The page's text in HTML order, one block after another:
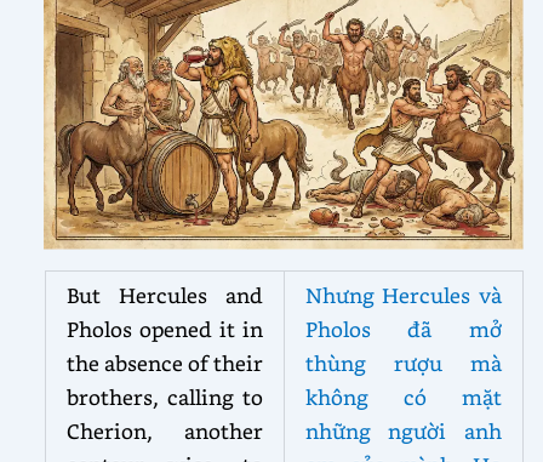
But Hercules and
Pholos opened it in
the absence of their
brothers, calling to
Cherion, another
Nhưng Hercules và
Pholos đã mở
thùng rượu mà
không có mặt
những người anh